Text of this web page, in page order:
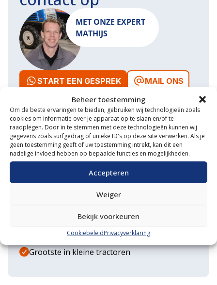
Beheer toestemming
Om de beste ervaringen te bieden, gebruiken wij technologieën zoals
cookies om informatie over je apparaat op te slaan en/of te
raadplegen. Door in te stemmen met deze technologieën kunnen wij
gegevens zoals surfgedrag of unieke ID's op deze site verwerken. Als je
geen toestemming geeft of uw toestemming intrekt, kan dit een
nadelige invloed hebben op bepaalde functies en mogelijkheden.
Accepteren
Weiger
Bekijk voorkeuren
CookiebeleidPrivacyverklaring
MET ONZE EXPERT
MATHIJS
START EEN GESPREK MAIL ONS
Waarom VM Service
Uitgebreide showroom
Eigen transportservice
Gespecialiseerde werkplaats
Diverse aanbouwwerktuigen
Grote voorraad minitrekkers
Grootste in kleine tractoren